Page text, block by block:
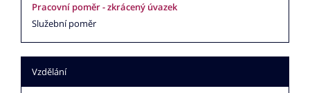
Pracovní poměr - zkrácený úvazek
Služební poměr
Vzdělání